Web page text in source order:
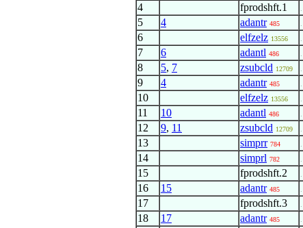
4 fprodshft.1
5 4 adantr 485
6 elfzelz 13556
7 6 adantl 486
8 5, 7 zsubcld 12709
9 4 adantr 485
10 elfzelz 13556
11 10 adantl 486
12 9, 11 zsubcld 12709
13 simprr 784
14 simprl 782
15 fprodshft.2
16 15 adantr 485
17 fprodshft.3
18 17 adantr 485